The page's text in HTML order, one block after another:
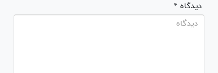
* دیدگاه